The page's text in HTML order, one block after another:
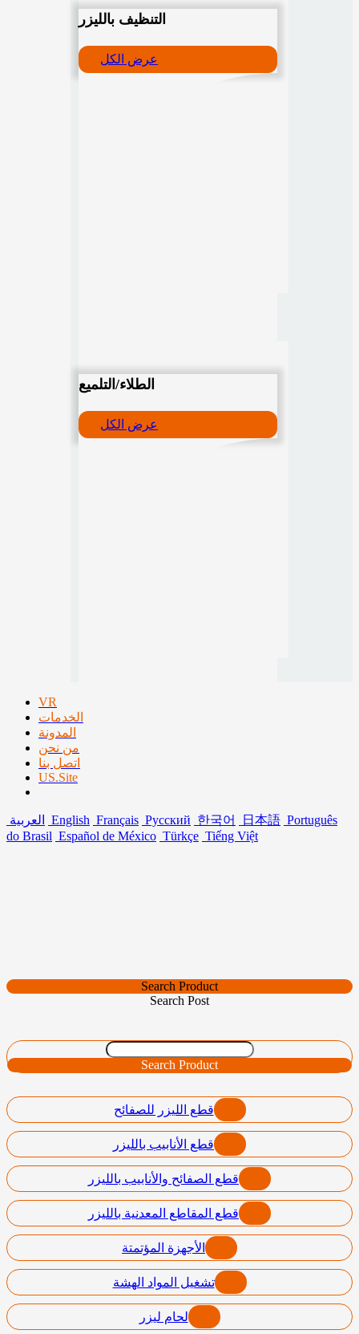
التنظيف بالليزر
عرض الكل
الطلاء/التلميع
عرض الكل
VR
الخدمات
المدونة
من نحن
اتصل بنا
US.Site
العربية English Français Русский 한국어 日本語 Português
do Brasil Español de México Türkçe Tiếng Việt
Search Product
Search Post
Search Product
قطع الليزر للصفائح
قطع الأنابيب بالليزر
قطع الصفائح والأنابيب بالليزر
قطع المقاطع المعدنية بالليزر
الأجهزة المؤتمتة
تشغيل المواد الهشة
لحام ليزر